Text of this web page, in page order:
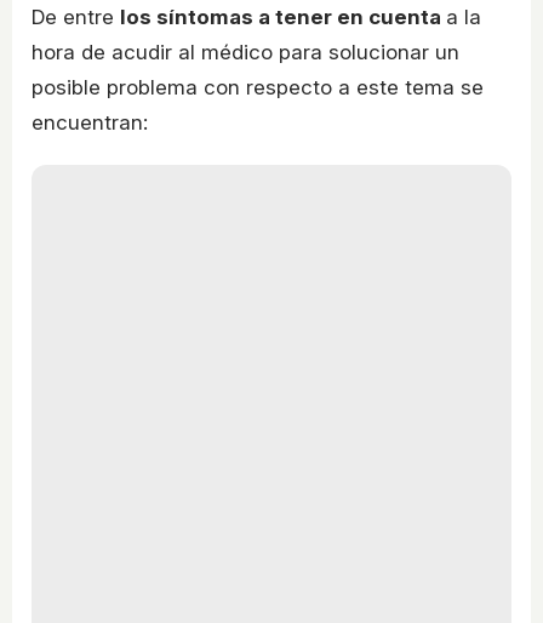
De entre los síntomas a tener en cuenta a la
hora de acudir al médico para solucionar un
posible problema con respecto a este tema se
encuentran: